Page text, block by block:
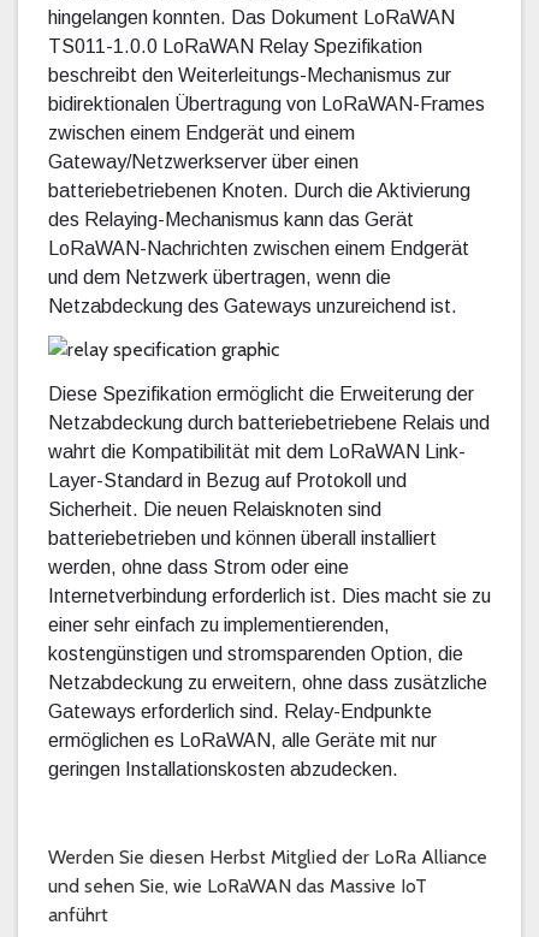
hingelangen konnten. Das Dokument LoRaWAN
TS011-1.0.0 LoRaWAN Relay Spezifikation
beschreibt den Weiterleitungs-Mechanismus zur
bidirektionalen Übertragung von LoRaWAN-Frames
zwischen einem Endgerät und einem
Gateway/Netzwerkserver über einen
batteriebetriebenen Knoten. Durch die Aktivierung
des Relaying-Mechanismus kann das Gerät
LoRaWAN-Nachrichten zwischen einem Endgerät
und dem Netzwerk übertragen, wenn die
Netzabdeckung des Gateways unzureichend ist.
Diese Spezifikation ermöglicht die Erweiterung der
Netzabdeckung durch batteriebetriebene Relais und
wahrt die Kompatibilität mit dem LoRaWAN Link-
Layer-Standard in Bezug auf Protokoll und
Sicherheit. Die neuen Relaisknoten sind
batteriebetrieben und können überall installiert
werden, ohne dass Strom oder eine
Internetverbindung erforderlich ist. Dies macht sie zu
einer sehr einfach zu implementierenden,
kostengünstigen und stromsparenden Option, die
Netzabdeckung zu erweitern, ohne dass zusätzliche
Gateways erforderlich sind. Relay-Endpunkte
ermöglichen es LoRaWAN, alle Geräte mit nur
geringen Installationskosten abzudecken.
Werden Sie diesen Herbst Mitglied der LoRa Alliance
und sehen Sie, wie LoRaWAN das Massive IoT
anführt